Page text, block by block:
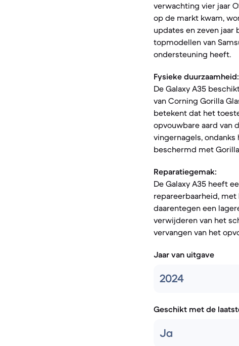
verwachting vier jaar
op de markt kwam,
updates en zeven
topmodellen van
ondersteuning heeft.
Fysieke duurzaamheid:
De Galaxy A35
van Corning Gorilla
betekent dat het
opvouwbare aard van
vingernagels, ondanks
beschermd met
Reparatiegemak:
De Galaxy A35 heeft
repareerbaarheid,
daarentegen een
verwijderen van het
vervangen van het
Jaar van uitgave
2024
Geschikt met de
Ja